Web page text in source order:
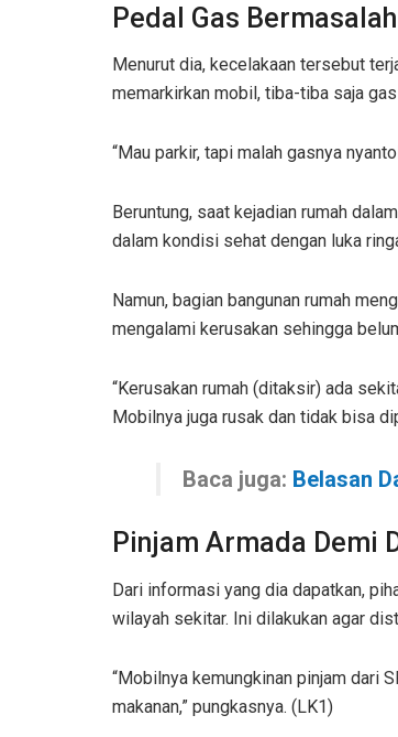
Pedal Gas
Menurut dia, kecelakaan tersebut
memarkirkan mobil, tiba-tiba saja
“Mau parkir, tapi malah gasnya
Beruntung, saat kejadian rumah
dalam kondisi sehat dengan luka
Namun, bagian bangunan rumah
mengalami kerusakan sehingga
“Kerusakan rumah (ditaksir) ada
Mobilnya juga rusak dan tidak bisa
Baca juga: Belasan
Pinjam Armada Demi
Dari informasi yang dia dapatkan,
wilayah sekitar. Ini dilakukan agar
“Mobilnya kemungkinan pinjam dari
makanan,” pungkasnya. (LK1)